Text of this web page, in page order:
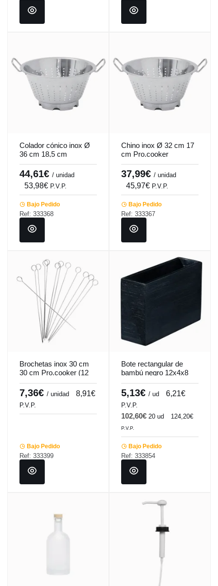
Colador cónico inox Ø
36 cm 18,5 cm
Pro.cooker
44,61€ / unidad
53,98€ P.V.P.
Bajo Pedido
Ref: 333368
Chino inox Ø 32 cm 17
cm Pro.cooker
37,99€ / unidad
45,97€ P.V.P.
Bajo Pedido
Ref: 333367
Brochetas inox 30 cm
30 cm Pro.cooker (12
unidades)
7,36€ / unidad 8,91€
P.V.P.
Bajo Pedido
Ref: 333399
Bote rectangular de
bambú negro 12x4x8
cm Pro.mundi
5,13€ / ud 6,21€
P.V.P.
102,60€ 20 ud 124,20€
P.V.P.
Bajo Pedido
Ref: 333854